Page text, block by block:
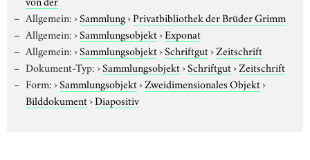
Allgemein:›Sammlung›Privatbibliothek der Brüder Grimm
Allgemein:›Sammlungsobjekt›Exponat
Allgemein:›Sammlungsobjekt›Schriftgut›Zeitschrift
Dokument-Typ:›Sammlungsobjekt›Schriftgut›Zeitschrift
Form:›Sammlungsobjekt›Zweidimensionales Objekt›
Bilddokument›Diapositiv